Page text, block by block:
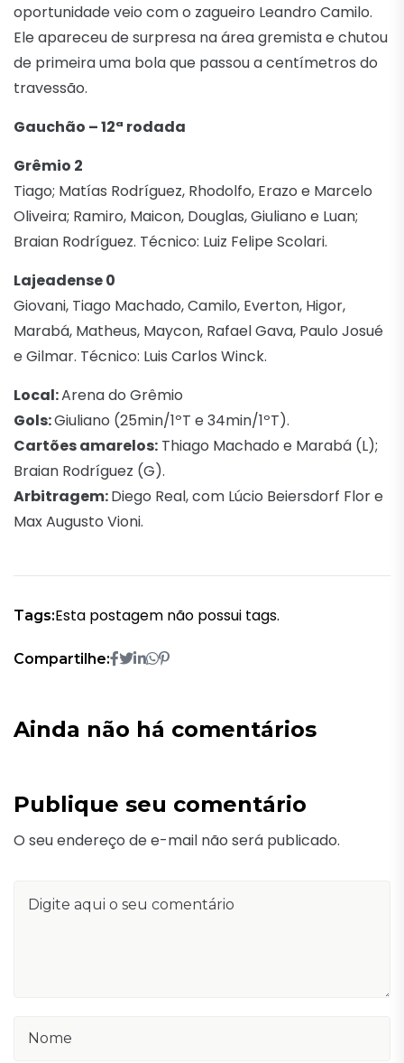
oportunidade veio com o zagueiro Leandro Camilo.
Ele apareceu de surpresa na área gremista e chutou
de primeira uma bola que passou a centímetros do
travessão.
Gauchão – 12ª rodada
Grêmio 2
Tiago; Matías Rodríguez, Rhodolfo, Erazo e Marcelo
Oliveira; Ramiro, Maicon, Douglas, Giuliano e Luan;
Braian Rodríguez. Técnico: Luiz Felipe Scolari.
Lajeadense 0
Giovani, Tiago Machado, Camilo, Everton, Higor,
Marabá, Matheus, Maycon, Rafael Gava, Paulo Josué
e Gilmar. Técnico: Luis Carlos Winck.
Local:Arena do Grêmio
Gols:Giuliano (25min/1ºT e 34min/1ºT).
Cartões amarelos: Thiago Machado e Marabá (L);
Braian Rodríguez (G).
Arbitragem:Diego Real, com Lúcio Beiersdorf Flor e
Max Augusto Vioni.
Tags:Esta postagem não possui tags.
Compartilhe:
Ainda não há comentários
Publique seu comentário
O seu endereço de e-mail não será publicado.